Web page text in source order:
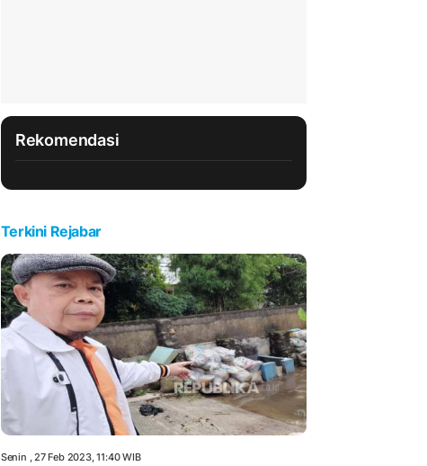
Rekomendasi
Terkini Rejabar
Senin , 27 Feb 2023, 11:40 WIB